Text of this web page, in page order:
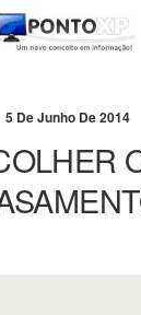
5 De Junho De 2014